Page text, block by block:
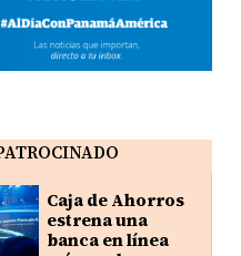
Caja de Ahorros
estrena una
banca en línea